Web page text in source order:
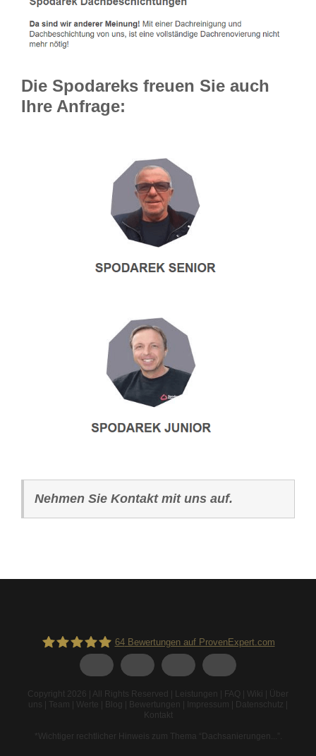
Die Spodareks freuen Sie auch
Ihre Anfrage:
Nehmen Sie Kontakt mit uns auf.
64Bewertungen auf ProvenExpert.com
Copyright 2026 | All Rights Reserved | Leistungen FAQ Wiki
Über
uns
Team Werte Blog Bewertungen Impressum Datenschutz
Kontakt
*Wichtiger rechtlicher Hinweis zum Thema “Dachsanierungen...” .